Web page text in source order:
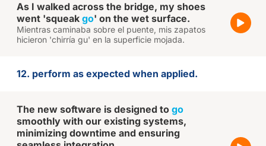
As I walked across the bridge, my shoes
went 'squeak go' on the wet surface.
Mientras caminaba sobre el puente, mis zapatos
hicieron 'chirría gu' en la superficie mojada.
12. perform as expected when applied.
The new software is designed to go
smoothly with our existing systems,
minimizing downtime and ensuring